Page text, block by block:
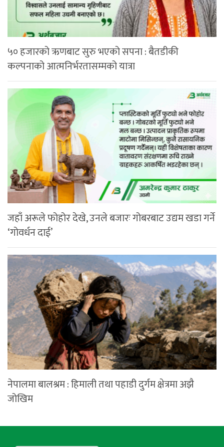
५० हजारको ऋणबाट सुरु भएको सपना : बैतडीकी
कल्पनाको आत्मनिर्भरतासम्मको यात्रा
जहाँ अरूले फोहोर देखे, उनले बजारः गोबरबाट उद्यम खडा गर्ने
‘गोवर्धन दाई’
नेपालमा बालश्रम : हिमाली तथा पहाडी दुर्गम क्षेत्रमा अझै
जोखिम